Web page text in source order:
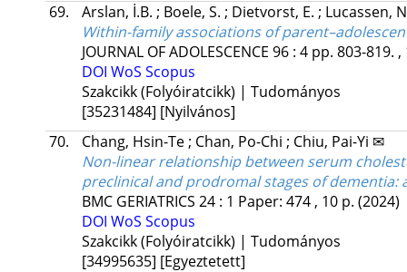
69.
Arslan, İ.B. ; Boele, S. ; Dietvorst, E. ; Lucassen,
Within-family associations of
JOURNAL OF ADOLESCENCE 96: 4 pp. 803-819.
DOI WoS Scopus
Szakcikk (Folyóiratcikk) | Tudományos
[35231484] [Nyilvános]
70.
Chang, Hsin-Te ; Chan, Po-Chi ; Chiu, Pai-Yi ✉
Non-linear relationship between serum
preclinical and prodromal stages of
BMC GERIATRICS 24: 1 Paper: 474 , 10 p. (2024)
DOI WoS Scopus
Szakcikk (Folyóiratcikk) | Tudományos
[34995635] [Egyeztetett]